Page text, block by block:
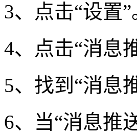
3、点击“设置”
4、点击“消息
5、找到“消息
6、当“消息推